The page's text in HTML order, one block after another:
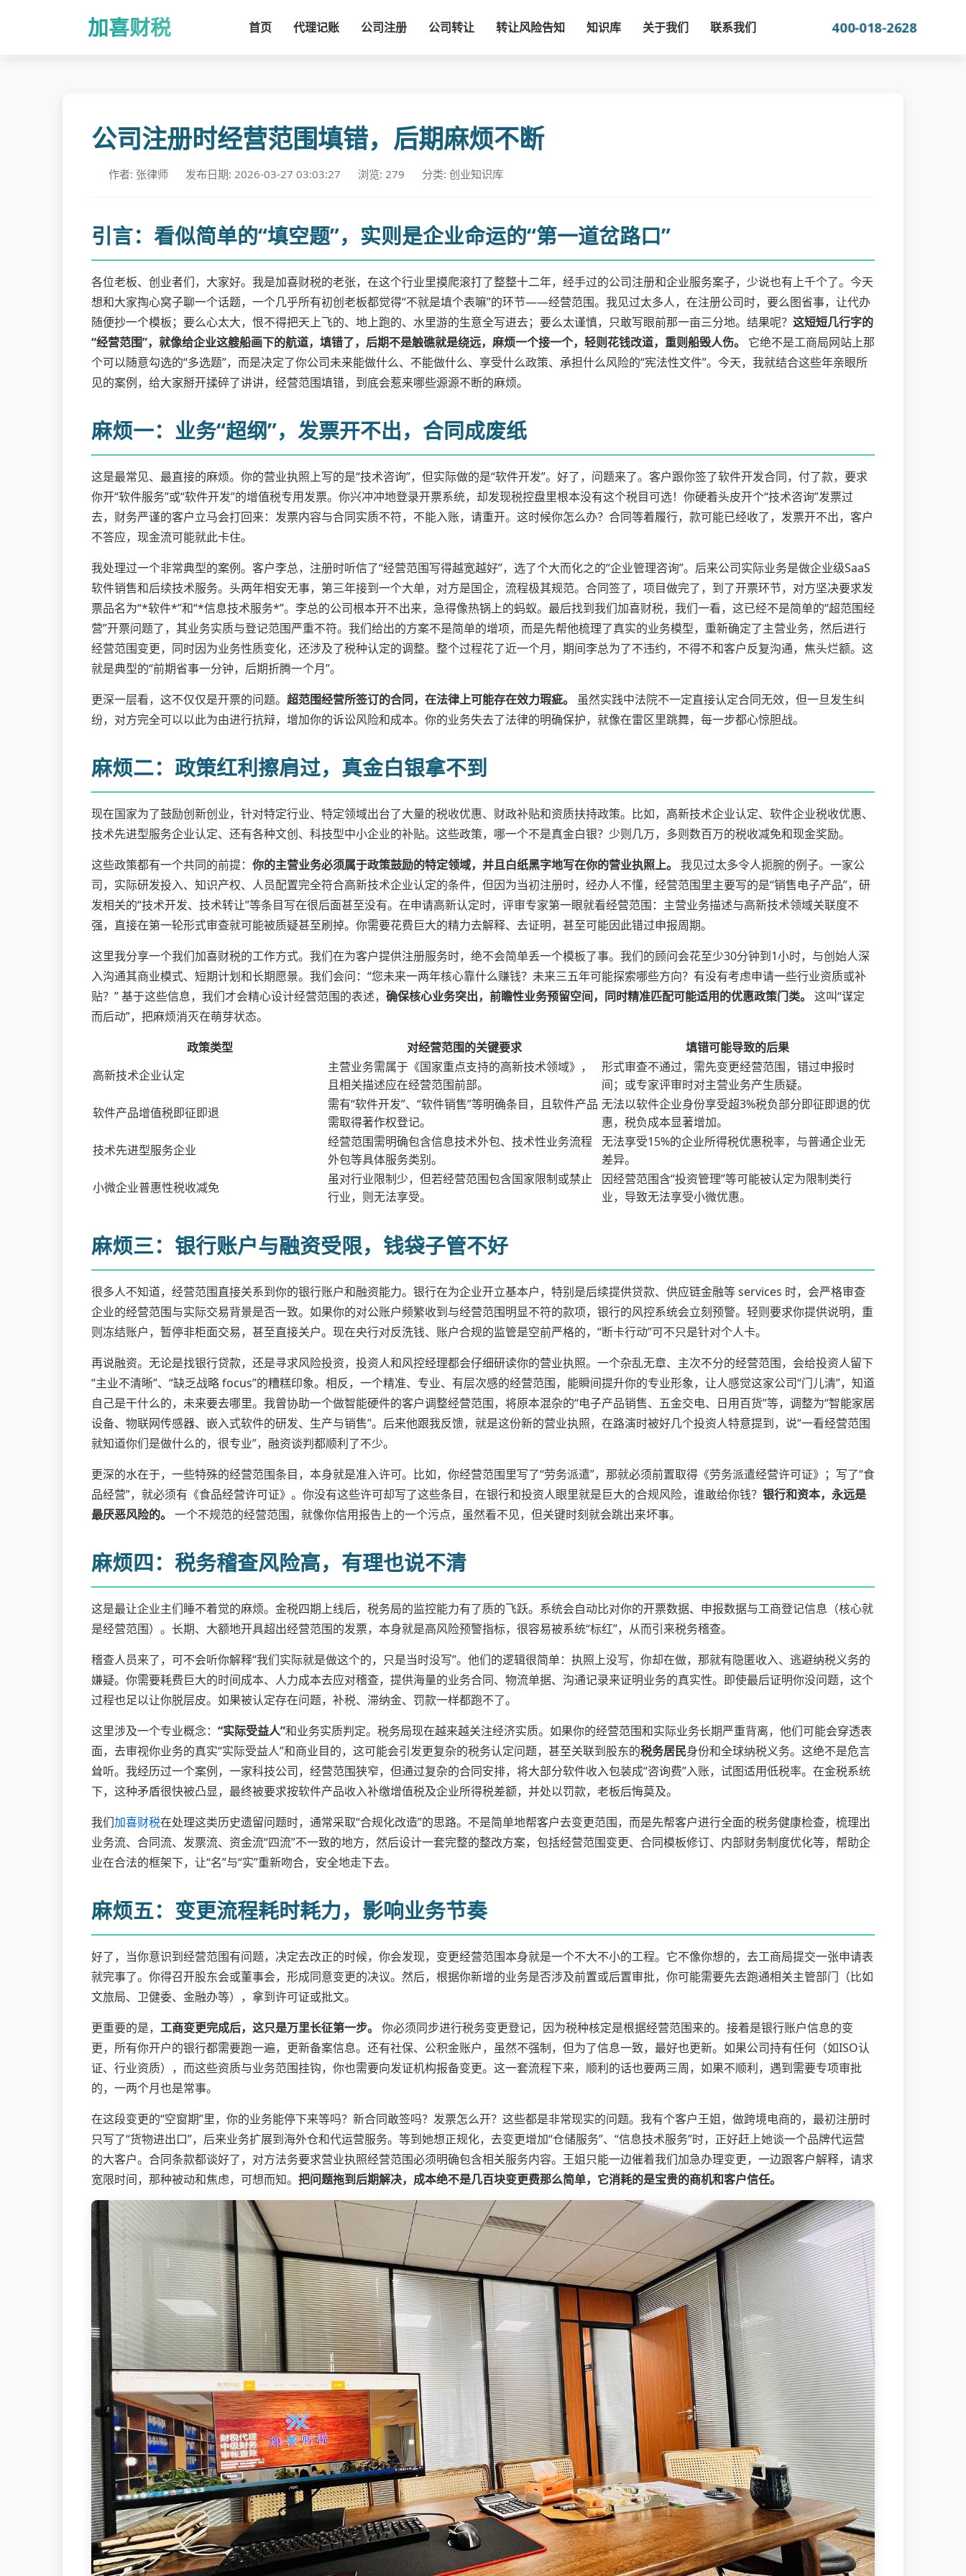
加喜财税 首页 代理记账 公司注册 公司转让 转让风险告知 知识库 关于我们 联系我们 400-018-2628
公司注册时经营范围填错，后期麻烦不断
作者: 张律师 发布日期: 2026-03-27 03:03:27 浏览: 279 分类: 创业知识库
引言：看似简单的“填空题”，实则是企业命运的“第一道岔路口”
各位老板、创业者们，大家好。我是加喜财税的老张，在这个行业里摸爬滚打了整整十二年，经手过的公司注册和企业服务案子，少说也有上千个了。今天
想和大家掏心窝子聊一个话题，一个几乎所有初创老板都觉得“不就是填个表嘛”的环节——经营范围。我见过太多人，在注册公司时，要么图省事，让代办
随便抄一个模板；要么心太大，恨不得把天上飞的、地上跑的、水里游的生意全写进去；要么太谨慎，只敢写眼前那一亩三分地。结果呢？ 这短短几行字的
“经营范围”，就像给企业这艘船画下的航道，填错了，后期不是触礁就是绕远，麻烦一个接一个，轻则花钱改道，重则船毁人伤。
它绝不是工商局网站上那
个可以随意勾选的“多选题”，而是决定了你公司未来能做什么、不能做什么、享受什么政策、承担什么风险的“宪法性文件”。今天，我就结合这些年亲眼所
见的案例，给大家掰开揉碎了讲讲，经营范围填错，到底会惹来哪些源源不断的麻烦。
麻烦一：业务“超纲”，发票开不出，合同成废纸
这是最常见、最直接的麻烦。你的营业执照上写的是“技术咨询”，但实际做的是“软件开发”。好了，问题来了。客户跟你签了软件开发合同，付了款，要求
你开“软件服务”或“软件开发”的增值税专用发票。你兴冲冲地登录开票系统，却发现税控盘里根本没有这个税目可选！你硬着头皮开个“技术咨询”发票过
去，财务严谨的客户立马会打回来：发票内容与合同实质不符，不能入账，请重开。这时候你怎么办？合同等着履行，款可能已经收了，发票开不出，客户
不答应，现金流可能就此卡住。
我处理过一个非常典型的案例。客户李总，注册时听信了“经营范围写得越宽越好”，选了个大而化之的“企业管理咨询”。后来公司实际业务是做企业级SaaS
软件销售和后续技术服务。头两年相安无事，第三年接到一个大单，对方是国企，流程极其规范。合同签了，项目做完了，到了开票环节，对方坚决要求发
票品名为“*软件*”和“*信息技术服务*”。李总的公司根本开不出来，急得像热锅上的蚂蚁。最后找到我们加喜财税，我们一看，这已经不是简单的“超范围经
营”开票问题了，其业务实质与登记范围严重不符。我们给出的方案不是简单的增项，而是先帮他梳理了真实的业务模型，重新确定了主营业务，然后进行
经营范围变更，同时因为业务性质变化，还涉及了税种认定的调整。整个过程花了近一个月，期间李总为了不违约，不得不和客户反复沟通，焦头烂额。这
就是典型的“前期省事一分钟，后期折腾一个月”。
更深一层看，这不仅仅是开票的问题。 超范围经营所签订的合同，在法律上可能存在效力瑕疵。
虽然实践中法院不一定直接认定合同无效，但一旦发生纠
纷，对方完全可以以此为由进行抗辩，增加你的诉讼风险和成本。你的业务失去了法律的明确保护，就像在雷区里跳舞，每一步都心惊胆战。
麻烦二：政策红利擦肩过，真金白银拿不到
现在国家为了鼓励创新创业，针对特定行业、特定领域出台了大量的税收优惠、财政补贴和资质扶持政策。比如，高新技术企业认定、软件企业税收优惠、
技术先进型服务企业认定、还有各种文创、科技型中小企业的补贴。这些政策，哪一个不是真金白银？少则几万，多则数百万的税收减免和现金奖励。
这些政策都有一个共同的前提： 你的主营业务必须属于政策鼓励的特定领域，并且白纸黑字地写在你的营业执照上。 我见过太多令人扼腕的例子。一家公
司，实际研发投入、知识产权、人员配置完全符合高新技术企业认定的条件，但因为当初注册时，经办人不懂，经营范围里主要写的是“销售电子产品”，研
发相关的“技术开发、技术转让”等条目写在很后面甚至没有。在申请高新认定时，评审专家第一眼就看经营范围：主营业务描述与高新技术领域关联度不
强，直接在第一轮形式审查就可能被质疑甚至刷掉。你需要花费巨大的精力去解释、去证明，甚至可能因此错过申报周期。
这里我分享一个我们加喜财税的工作方式。我们在为客户提供注册服务时，绝不会简单丢一个模板了事。我们的顾问会花至少30分钟到1小时，与创始人深
入沟通其商业模式、短期计划和长期愿景。我们会问：“您未来一两年核心靠什么赚钱？未来三五年可能探索哪些方向？有没有考虑申请一些行业资质或补
贴？” 基于这些信息，我们才会精心设计经营范围的表述， 确保核心业务突出，前瞻性业务预留空间，同时精准匹配可能适用的优惠政策门类。 这叫“谋定
而后动”，把麻烦消灭在萌芽状态。
政策类型
对经营范围的关键要求
填错可能导致的后果
高新技术企业认定
主营业务需属于《国家重点支持的高新技术领域》，
且相关描述应在经营范围前部。
形式审查不通过，需先变更经营范围，错过申报时
间；或专家评审时对主营业务产生质疑。
软件产品增值税即征即退
需有“软件开发”、“软件销售”等明确条目，且软件产品
需取得著作权登记。
无法以软件企业身份享受超3%税负部分即征即退的优
惠，税负成本显著增加。
技术先进型服务企业
经营范围需明确包含信息技术外包、技术性业务流程
外包等具体服务类别。
无法享受15%的企业所得税优惠税率，与普通企业无
差异。
小微企业普惠性税收减免
虽对行业限制少，但若经营范围包含国家限制或禁止
行业，则无法享受。
因经营范围含“投资管理”等可能被认定为限制类行
业，导致无法享受小微优惠。
麻烦三：银行账户与融资受限，钱袋子管不好
很多人不知道，经营范围直接关系到你的银行账户和融资能力。银行在为企业开立基本户，特别是后续提供贷款、供应链金融等 services 时，会严格审查
企业的经营范围与实际交易背景是否一致。如果你的对公账户频繁收到与经营范围明显不符的款项，银行的风控系统会立刻预警。轻则要求你提供说明，重
则冻结账户，暂停非柜面交易，甚至直接关户。现在央行对反洗钱、账户合规的监管是空前严格的，“断卡行动”可不只是针对个人卡。
再说融资。无论是找银行贷款，还是寻求风险投资，投资人和风控经理都会仔细研读你的营业执照。一个杂乱无章、主次不分的经营范围，会给投资人留下
“主业不清晰”、“缺乏战略 focus”的糟糕印象。相反，一个精准、专业、有层次感的经营范围，能瞬间提升你的专业形象，让人感觉这家公司“门儿清”，知道
自己是干什么的，未来要去哪里。我曾协助一个做智能硬件的客户调整经营范围，将原本混杂的“电子产品销售、五金交电、日用百货”等，调整为“智能家居
设备、物联网传感器、嵌入式软件的研发、生产与销售”。后来他跟我反馈，就是这份新的营业执照，在路演时被好几个投资人特意提到，说“一看经营范围
就知道你们是做什么的，很专业”，融资谈判都顺利了不少。
更深的水在于，一些特殊的经营范围条目，本身就是准入许可。比如，你经营范围里写了“劳务派遣”，那就必须前置取得《劳务派遣经营许可证》；写了“食
品经营”，就必须有《食品经营许可证》。你没有这些许可却写了这些条目，在银行和投资人眼里就是巨大的合规风险，谁敢给你钱？ 银行和资本，永远是
最厌恶风险的。 一个不规范的经营范围，就像你信用报告上的一个污点，虽然看不见，但关键时刻就会跳出来坏事。
麻烦四：税务稽查风险高，有理也说不清
这是最让企业主们睡不着觉的麻烦。金税四期上线后，税务局的监控能力有了质的飞跃。系统会自动比对你的开票数据、申报数据与工商登记信息（核心就
是经营范围）。长期、大额地开具超出经营范围的发票，本身就是高风险预警指标，很容易被系统“标红”，从而引来税务稽查。
稽查人员来了，可不会听你解释“我们实际就是做这个的，只是当时没写”。他们的逻辑很简单：执照上没写，你却在做，那就有隐匿收入、逃避纳税义务的
嫌疑。你需要耗费巨大的时间成本、人力成本去应对稽查，提供海量的业务合同、物流单据、沟通记录来证明业务的真实性。即使最后证明你没问题，这个
过程也足以让你脱层皮。如果被认定存在问题，补税、滞纳金、罚款一样都跑不了。
这里涉及一个专业概念： “实际受益人”和业务实质判定。税务局现在越来越关注经济实质。如果你的经营范围和实际业务长期严重背离，他们可能会穿透表
面，去审视你业务的真实“实际受益人”和商业目的，这可能会引发更复杂的税务认定问题，甚至关联到股东的税务居民身份和全球纳税义务。这绝不是危言
耸听。我经历过一个案例，一家科技公司，经营范围狭窄，但通过复杂的合同安排，将大部分软件收入包装成“咨询费”入账，试图适用低税率。在金税系统
下，这种矛盾很快被凸显，最终被要求按软件产品收入补缴增值税及企业所得税差额，并处以罚款，老板后悔莫及。
我们加喜财税在处理这类历史遗留问题时，通常采取“合规化改造”的思路。不是简单地帮客户去变更范围，而是先帮客户进行全面的税务健康检查，梳理出
业务流、合同流、发票流、资金流“四流”不一致的地方，然后设计一套完整的整改方案，包括经营范围变更、合同模板修订、内部财务制度优化等，帮助企
业在合法的框架下，让“名”与“实”重新吻合，安全地走下去。
麻烦五：变更流程耗时耗力，影响业务节奏
好了，当你意识到经营范围有问题，决定去改正的时候，你会发现，变更经营范围本身就是一个不大不小的工程。它不像你想的，去工商局提交一张申请表
就完事了。你得召开股东会或董事会，形成同意变更的决议。然后，根据你新增的业务是否涉及前置或后置审批，你可能需要先去跑通相关主管部门（比如
文旅局、卫健委、金融办等），拿到许可证或批文。
更重要的是， 工商变更完成后，这只是万里长征第一步。 你必须同步进行税务变更登记，因为税种核定是根据经营范围来的。接着是银行账户信息的变
更，所有你开户的银行都需要跑一遍，更新备案信息。还有社保、公积金账户，虽然不强制，但为了信息一致，最好也更新。如果公司持有任何（如ISO认
证、行业资质），而这些资质与业务范围挂钩，你也需要向发证机构报备变更。这一套流程下来，顺利的话也要两三周，如果不顺利，遇到需要专项审批
的，一两个月也是常事。
在这段变更的“空窗期”里，你的业务能停下来等吗？新合同敢签吗？发票怎么开？这些都是非常现实的问题。我有个客户王姐，做跨境电商的，最初注册时
只写了“货物进出口”，后来业务扩展到海外仓和代运营服务。等到她想正规化，去变更增加“仓储服务”、“信息技术服务”时，正好赶上她谈一个品牌代运营
的大客户。合同条款都谈好了，对方法务要求营业执照经营范围必须明确包含相关服务内容。王姐只能一边催着我们加急办理变更，一边跟客户解释，请求
宽限时间，那种被动和焦虑，可想而知。 把问题拖到后期解决，成本绝不是几百块变更费那么简单，它消耗的是宝贵的商机和客户信任。